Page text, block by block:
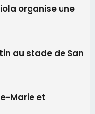
organise une
au stade de San
Marie et